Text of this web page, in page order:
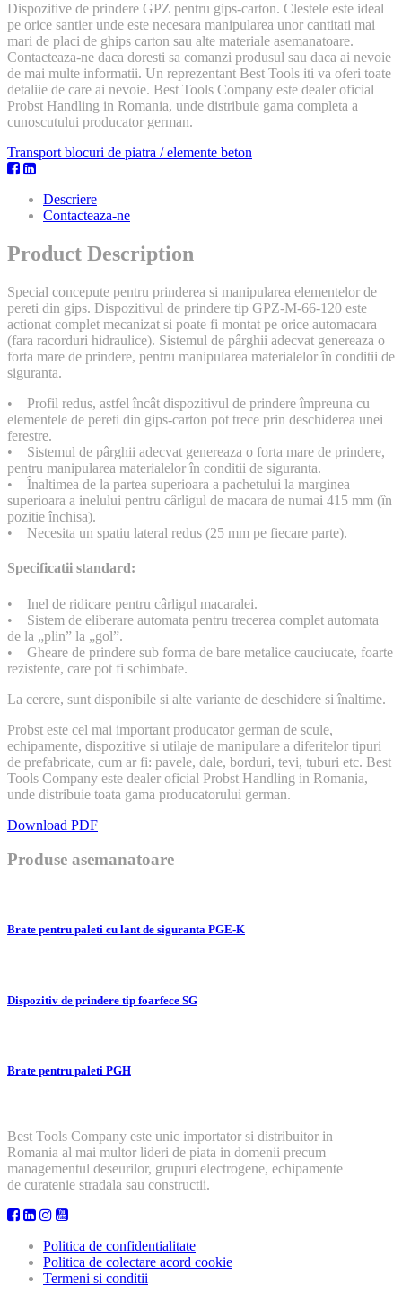
Dispozitive de prindere GPZ pentru gips-carton. Clestele este ideal
pe orice santier unde este necesara manipularea unor cantitati mai
mari de placi de ghips carton sau alte materiale asemanatoare.
Contacteaza-ne daca doresti sa comanzi produsul sau daca ai nevoie
de mai multe informatii. Un reprezentant Best Tools iti va oferi toate
detaliie de care ai nevoie. Best Tools Company este dealer oficial
Probst Handling in Romania, unde distribuie gama completa a
cunoscutului producator german.
Transport blocuri de piatra / elemente beton
Descriere
Contacteaza-ne
Product Description
Special concepute pentru prinderea si manipularea elementelor de
pereti din gips. Dispozitivul de prindere tip GPZ-M-66-120 este
actionat complet mecanizat si poate fi montat pe orice automacara
(fara racorduri hidraulice). Sistemul de pârghii adecvat genereaza o
forta mare de prindere, pentru manipularea materialelor în conditii de
siguranta.
• Profil redus, astfel încât dispozitivul de prindere împreuna cu
elementele de pereti din gips-carton pot trece prin deschiderea unei
ferestre.
• Sistemul de pârghii adecvat genereaza o forta mare de prindere,
pentru manipularea materialelor în conditii de siguranta.
• Înaltimea de la partea superioara a pachetului la marginea
superioara a inelului pentru cârligul de macara de numai 415 mm (în
pozitie închisa).
• Necesita un spatiu lateral redus (25 mm pe fiecare parte).
Specificatii standard:
• Inel de ridicare pentru cârligul macaralei.
• Sistem de eliberare automata pentru trecerea complet automata
de la „plin” la „gol”.
• Gheare de prindere sub forma de bare metalice cauciucate, foarte
rezistente, care pot fi schimbate.
La cerere, sunt disponibile si alte variante de deschidere si înaltime.
Probst este cel mai important producator german de scule,
echipamente, dispozitive si utilaje de manipulare a diferitelor tipuri
de prefabricate, cum ar fi: pavele, dale, borduri, tevi, tuburi etc. Best
Tools Company este dealer oficial Probst Handling in Romania,
unde distribuie toata gama producatorului german.
Download PDF
Produse asemanatoare
Brate pentru paleti cu lant de siguranta PGE-K
Dispozitiv de prindere tip foarfece SG
Brate pentru paleti PGH
Best Tools Company este unic importator si distribuitor in
Romania al mai multor lideri de piata in domenii precum
managementul deseurilor, grupuri electrogene, echipamente
de curatenie stradala sau constructii.
Politica de confidentialitate
Politica de colectare acord cookie
Termeni si conditii